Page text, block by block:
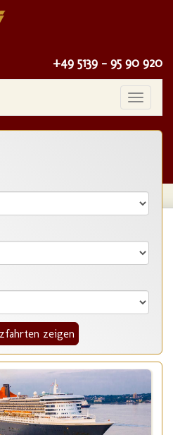
+49 5139 - 95 90 920
Toggle
zeigen